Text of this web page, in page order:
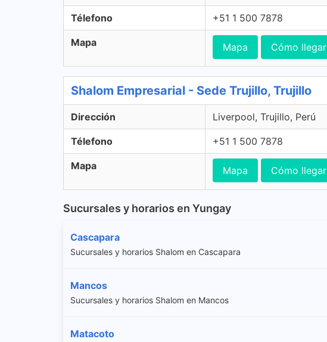
Télefono +51 1 500 7878
Mapa Mapa Cómo llegar
Shalom Empresarial - Sede Trujillo, Trujillo
Dirección Liverpool, Trujillo, Perú
Télefono +51 1 500 7878
Mapa Mapa Cómo llegar
Sucursales y horarios en Yungay
Cascapara
Sucursales y horarios Shalom en Cascapara
Mancos
Sucursales y horarios Shalom en Mancos
Matacoto